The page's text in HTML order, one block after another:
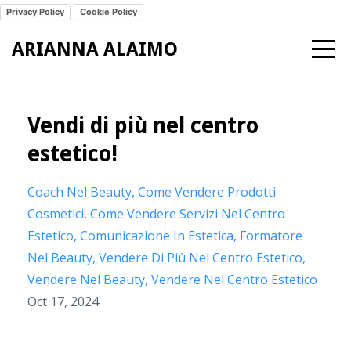
Privacy Policy Cookie Policy
ARIANNA ALAIMO
Vendi di più nel centro
estetico!
Coach Nel Beauty Come Vendere Prodotti
Cosmetici Come Vendere Servizi Nel Centro
Estetico Comunicazione In Estetica Formatore
Nel Beauty Vendere Di Più Nel Centro Estetico
Vendere Nel Beauty Vendere Nel Centro Estetico
Oct 17, 2024